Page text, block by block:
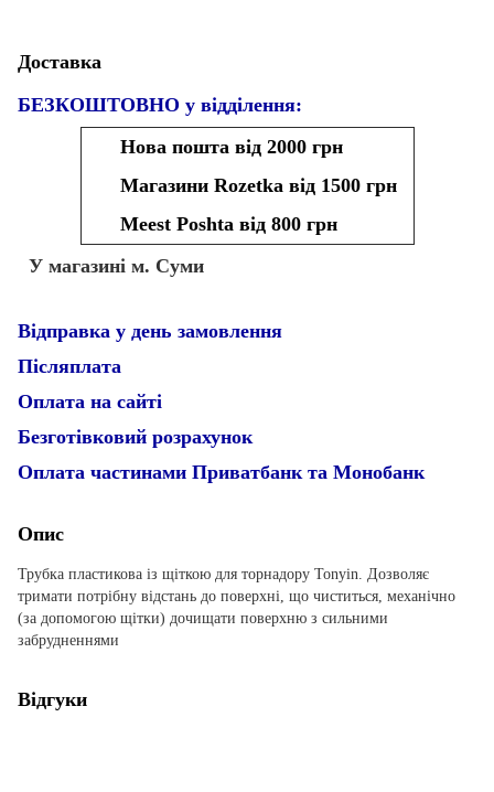
Доставка
БЕЗКОШТОВНО у відділення:
Нова пошта від 2000 грн
Магазини Rozetka від 1500 грн
Meest Poshta від 800 грн
У магазині м. Суми
Відправка у день замовлення
Післяплата
Оплата на сайті
Безготівковий розрахунок
Оплата частинами Приватбанк та Монобанк
Опис
Трубка пластикова із щіткою для торнадору Tonyin. Дозволяє
тримати потрібну відстань до поверхні, що чиститься, механічно
(за допомогою щітки) дочищати поверхню з сильними
забрудненнями
Відгуки